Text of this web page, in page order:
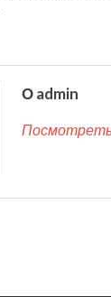
О admin
Посмотреть